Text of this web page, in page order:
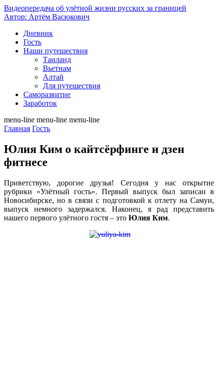
Видеопередача об улётной жизни русских за границей
Автор: Артём Васюкович
Дневник
Гость
Наши путешествия
Таиланд
Вьетнам
Алтай
Для путешествия
Саморазвитие
Заработок
menu-line menu-line menu-line
Главная Гость
Юлия Ким о кайтсёрфинге и дзен
фитнесе
Приветствую, дорогие друзья! Сегодня у нас открытие
рубрики «Улётный гость». Первый выпуск был записан в
Новосибирске, но в связи с подготовкой к отлету на Самуи,
выпуск немного задержался. Наконец, я рад представить
нашего первого улётного гостя – это Юлия Ким.